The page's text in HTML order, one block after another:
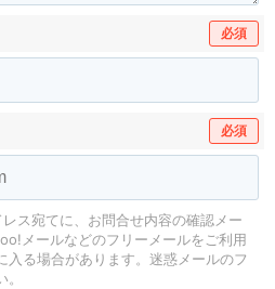
必須
必須
ス宛てに、お問合せ内容の確認メー
メールなどのフリーメールをご利用
る場合があります。 迷惑メールのフ